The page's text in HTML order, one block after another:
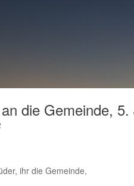
die Gemeinde,
ihr die Gemeinde,